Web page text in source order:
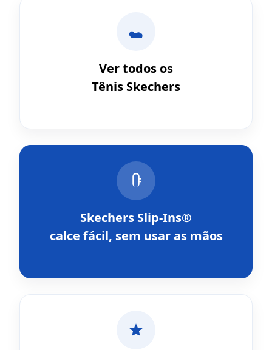
Ver todos os
Tênis Skechers
Skechers Slip-Ins®
calce fácil, sem usar as mãos